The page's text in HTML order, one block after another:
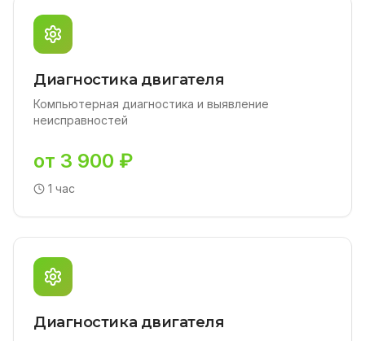
Диагностика двигателя
Компьютерная диагностика и выявление
неисправностей
от 3 900 ₽
1 час
Диагностика двигателя